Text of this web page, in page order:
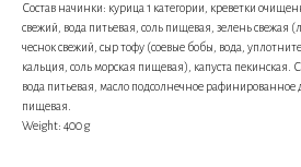
Состав начинки: курица 1 категории, креветки
свежий, вода питьевая, соль пищевая, зелень свежая
чеснок свежий, сыр тофу (соевые бобы, вода,
кальция, соль морская пищевая), капуста пекинская.
вода питьевая, масло подсолнечное рафинированное
пищевая.
Weight: 400 g